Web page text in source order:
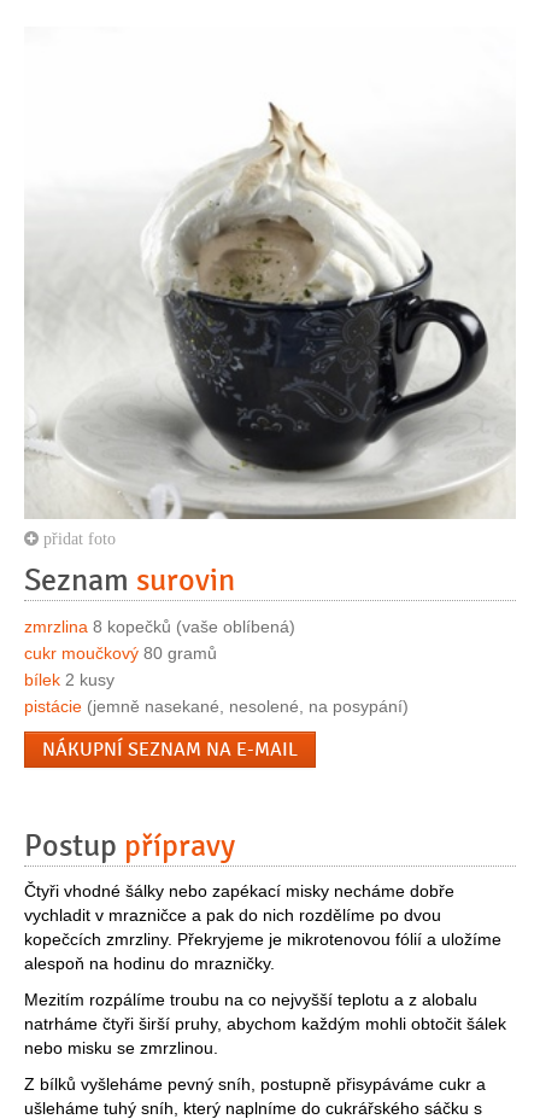
přidat foto
Seznam surovin
zmrzlina 8 kopečků (vaše oblíbená)
cukr moučkový 80 gramů
bílek 2 kusy
pistácie (jemně nasekané, nesolené, na posypání)
NÁKUPNÍ SEZNAM NA E-MAIL
Postup přípravy
Čtyři vhodné šálky nebo zapékací misky necháme dobře
vychladit v mrazničce a pak do nich rozdělíme po dvou
kopečcích zmrzliny. Překryjeme je mikrotenovou fólií a uložíme
alespoň na hodinu do mrazničky.
Mezitím rozpálíme troubu na co nejvyšší teplotu a z alobalu
natrháme čtyři širší pruhy, abychom každým mohli obtočit šálek
nebo misku se zmrzlinou.
Z bílků vyšleháme pevný sníh, postupně přisypáváme cukr a
ušleháme tuhý sníh, který naplníme do cukrářského sáčku s